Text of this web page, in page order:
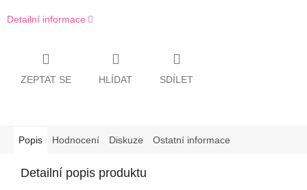
Detailní informace
ZEPTAT SE HLÍDAT SDÍLET
Popis Hodnocení Diskuze Ostatní informace
Detailní popis produktu